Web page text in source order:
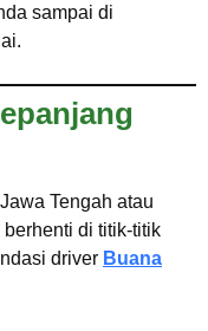
sampai di
Tengah atau
di titik-titik
driver Buana